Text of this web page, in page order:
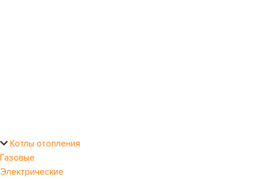
Котлы отопления
Газовые
Электрические